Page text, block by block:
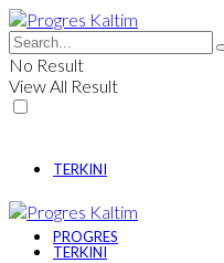
No Result
View All Result
TERKINI
PROGRES
TERKINI